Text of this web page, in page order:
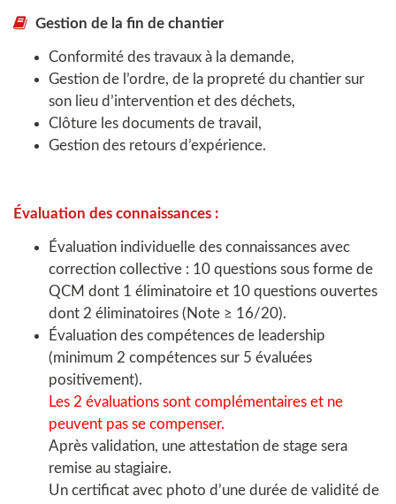
Gestion de la fin de chantier
Conformité des travaux à la demande,
Gestion de l’ordre, de la propreté du chantier sur
son lieu d’intervention et des déchets,
Clôture les documents de travail,
Gestion des retours d’expérience.
Évaluation des connaissances :
Évaluation individuelle des connaissances avec
correction collective : 10 questions sous forme de
QCM dont 1 éliminatoire et 10 questions ouvertes
dont 2 éliminatoires (Note ≥ 16/20).
Évaluation des compétences de leadership
(minimum 2 compétences sur 5 évaluées
positivement).
Les 2 évaluations sont complémentaires et ne
peuvent pas se compenser.
Après validation, une attestation de stage sera
remise au stagiaire.
Un certificat avec photo d’une durée de validité de